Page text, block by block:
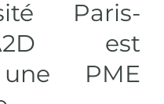
Paris-
est
une PME